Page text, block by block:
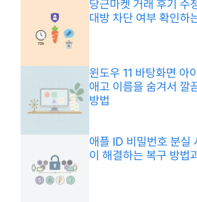
당근마켓 거래 후기 수
대방 차단 여부 확인하
윈도우 11 바탕화면 아
애고 이름을 숨겨서 깔
방법
애플 ID 비밀번호 분실
이 해결하는 복구 방법